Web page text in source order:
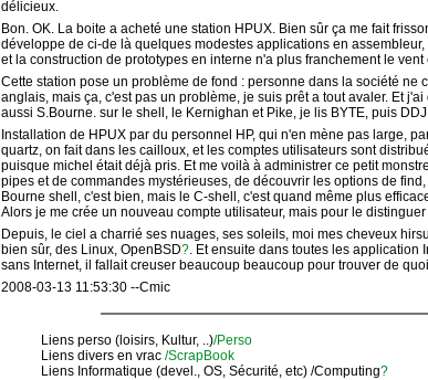
délicieux.
Bon. OK. La boite a acheté une station HPUX. Bien sûr ça me fait
développe de ci-de là quelques modestes applications en
et la construction de prototypes en interne n'a plus franchement le
Cette station pose un problème de fond : personne dans la société
anglais, mais ça, c'est pas un problème, je suis prêt a tout avaler. Et
aussi S.Bourne. sur le shell, le Kernighan et Pike, je lis BYTE, puis
Installation de HPUX par du personnel HP, qui n'en mène pas large,
quartz, on fait dans les cailloux, et les comptes utilisateurs sont
puisque michel était déjà pris. Et me voilà à administrer ce petit
pipes et de commandes mystérieuses, de découvrir les options de
Bourne shell, c'est bien, mais le C-shell, c'est quand même plus
Alors je me crée un nouveau compte utilisateur, mais pour le
Depuis, le ciel a charrié ses nuages, ses soleils, moi mes cheveux
bien sûr, des Linux, OpenBSD? . Et ensuite dans toutes les
sans Internet, il fallait creuser beaucoup beaucoup pour trouver de
2008-03-13 11:53:30 --Cmic
Liens perso (loisirs, Kultur, ..)/Perso
Liens divers en vrac /ScrapBook
Liens Informatique (devel., OS, Sécurité, etc) /Computing?